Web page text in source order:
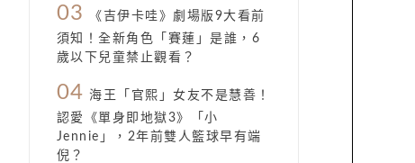
03
《吉伊卡哇》劇場版9大看前
須知！全新角色「賽蓮」是誰，6
歲以下兒童禁止觀看？
04 海王「官熙」女友不是慧善！
認愛《單身即地獄3》「小
Jennie」，2年前雙人籃球早有端
倪？